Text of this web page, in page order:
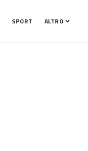
SPORT ALTRO